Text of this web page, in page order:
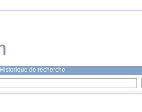
Historique de recherche